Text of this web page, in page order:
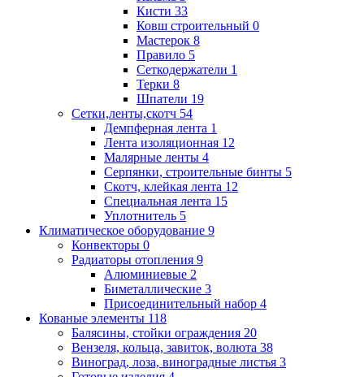
Кисти 33
Ковш строительный 0
Мастерок 8
Правило 5
Сеткодержатели 1
Терки 8
Шпатели 19
Сетки,ленты,скотч 54
Демпферная лента 1
Лента изоляционная 12
Малярные ленты 4
Серпянки, строительные бинты 5
Скотч, клейкая лента 12
Специальная лента 15
Уплотнитель 5
Климатическое оборудование 9
Конвекторы 0
Радиаторы отопления 9
Алюминиевые 2
Биметаллические 3
Присоединительный набор 4
Кованые элементы 118
Балясины, стойки ограждения 20
Вензеля, кольца, завиток, волюта 38
Виноград, лоза, виноградные листья 3